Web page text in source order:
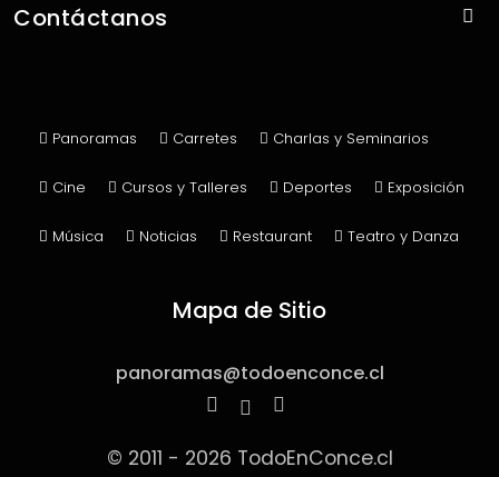
Sin Panoramas
Contáctanos
Panoramas Carretes Charlas y Seminarios
Cine Cursos y Talleres Deportes Exposición
Música Noticias Restaurant Teatro y Danza
Mapa de Sitio
panoramas@todoenconce.cl
© 2011 - 2026 TodoEnConce.cl